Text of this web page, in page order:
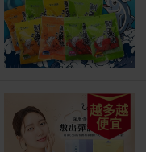
越多越
便宜